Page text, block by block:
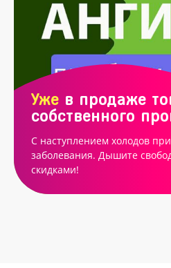
Уже в продаже
собственного
С наступлением холодов
заболевания. Дышите
скидками!